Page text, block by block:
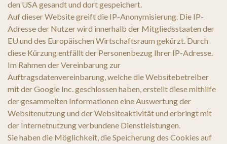
den USA gesandt und dort gespeichert.
Auf dieser Website greift die IP-Anonymisierung. Die IP-
Adresse der Nutzer wird innerhalb der Mitgliedsstaaten der
EU und des Europäischen Wirtschaftsraum gekürzt. Durch
diese Kürzung entfällt der Personenbezug Ihrer IP-Adresse.
Im Rahmen der Vereinbarung zur
Auftragsdatenvereinbarung, welche die Websitebetreiber
mit der Google Inc. geschlossen haben, erstellt diese mithilfe
der gesammelten Informationen eine Auswertung der
Websitenutzung und der Websiteaktivität und erbringt mit
der Internetnutzung verbundene Dienstleistungen.
Sie haben die Möglichkeit, die Speicherung des Cookies auf